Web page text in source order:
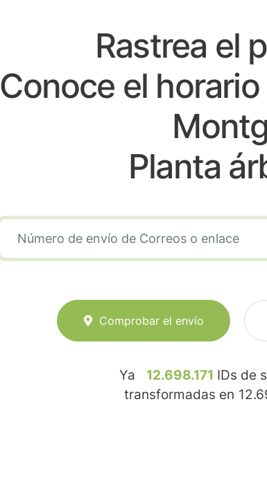
Rastrea el
Conoce el
Planta
Comprobar el envío
Ya 12.698.171 IDs de
transformadas en